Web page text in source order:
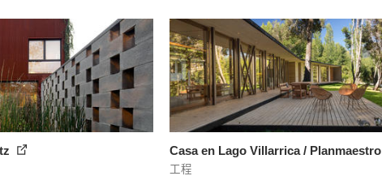
Casa en Lago Villarrica / Planmaestro
工程